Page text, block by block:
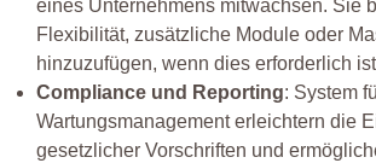
eines Unternehmens mitwachsen. Sie
Flexibilität, zusätzliche Module oder
hinzuzufügen, wenn dies erforderlich
Compliance und Reporting: System
Wartungsmanagement erleichtern die
gesetzlicher Vorschriften und